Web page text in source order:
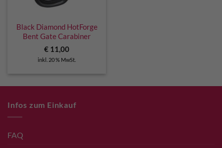
Black Diamond HotForge
Bent Gate Carabiner
€ 11,00
inkl. 20 % MwSt.
Infos zum Einkauf
FAQ